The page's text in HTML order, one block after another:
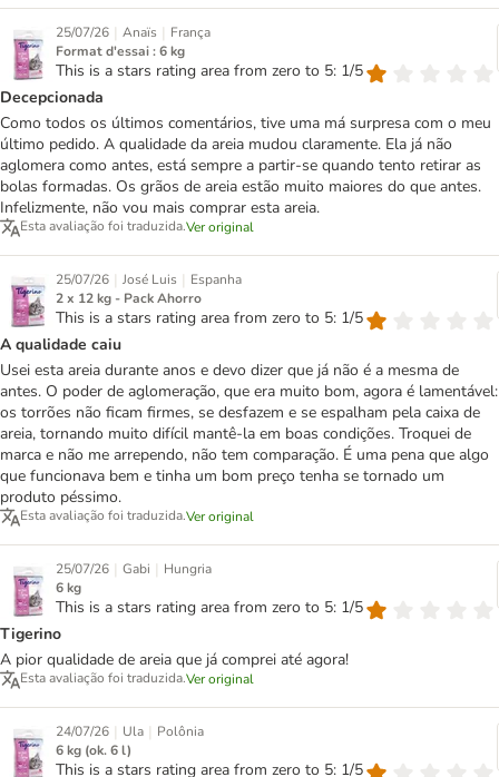
25/07/26 | Anaïs | França
Format d'essai : 6 kg
This is a stars rating area from zero to 5: 1/5
Decepcionada
Como todos os últimos comentários, tive uma má surpresa com o meu
último pedido. A qualidade da areia mudou claramente. Ela já não
aglomera como antes, está sempre a partir-se quando tento retirar as
bolas formadas. Os grãos de areia estão muito maiores do que antes.
Infelizmente, não vou mais comprar esta areia.
Esta avaliação foi traduzida.Ver original
25/07/26 | José Luis | Espanha
2 x 12 kg - Pack Ahorro
This is a stars rating area from zero to 5: 1/5
A qualidade caiu
Usei esta areia durante anos e devo dizer que já não é a mesma de
antes. O poder de aglomeração, que era muito bom, agora é lamentável:
os torrões não ficam firmes, se desfazem e se espalham pela caixa de
areia, tornando muito difícil mantê-la em boas condições. Troquei de
marca e não me arrependo, não tem comparação. É uma pena que algo
que funcionava bem e tinha um bom preço tenha se tornado um
produto péssimo.
Esta avaliação foi traduzida.Ver original
25/07/26 | Gabi | Hungria
6 kg
This is a stars rating area from zero to 5: 1/5
Tigerino
A pior qualidade de areia que já comprei até agora!
Esta avaliação foi traduzida.Ver original
24/07/26 | Ula | Polônia
6 kg (ok. 6 l)
This is a stars rating area from zero to 5: 1/5